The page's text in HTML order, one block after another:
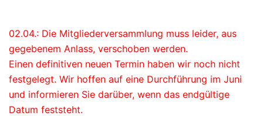
02.04.: Die Mitgliederversammlung muss leider, aus
gegebenem Anlass, verschoben werden.
Einen definitiven neuen Termin haben wir noch nicht
festgelegt. Wir hoffen auf eine Durchführung im Juni
und informieren Sie darüber, wenn das endgültige
Datum feststeht.